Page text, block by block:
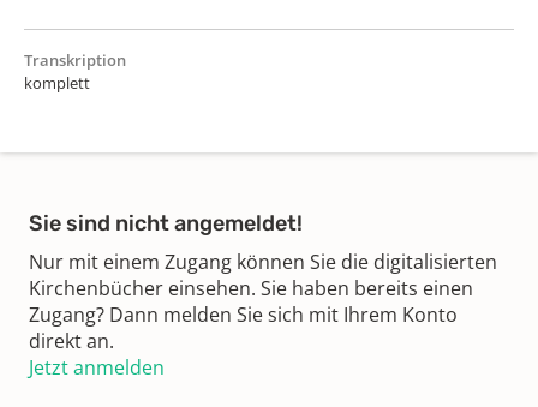
Transkription
komplett
Sie sind nicht angemeldet!
Nur mit einem Zugang können Sie die digitalisierten
Kirchenbücher einsehen. Sie haben bereits einen
Zugang? Dann melden Sie sich mit Ihrem Konto
direkt an.
Jetzt anmelden